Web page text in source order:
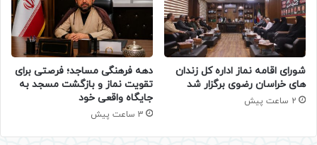
شورای اقامه نماز اداره کل زندان
های خراسان رضوی برگزار شد
2 ساعت پیش
دهه فرهنگی مساجد؛ فرصتی برای
تقویت نماز و بازگشت مسجد به
جایگاه واقعی خود
3 ساعت پیش